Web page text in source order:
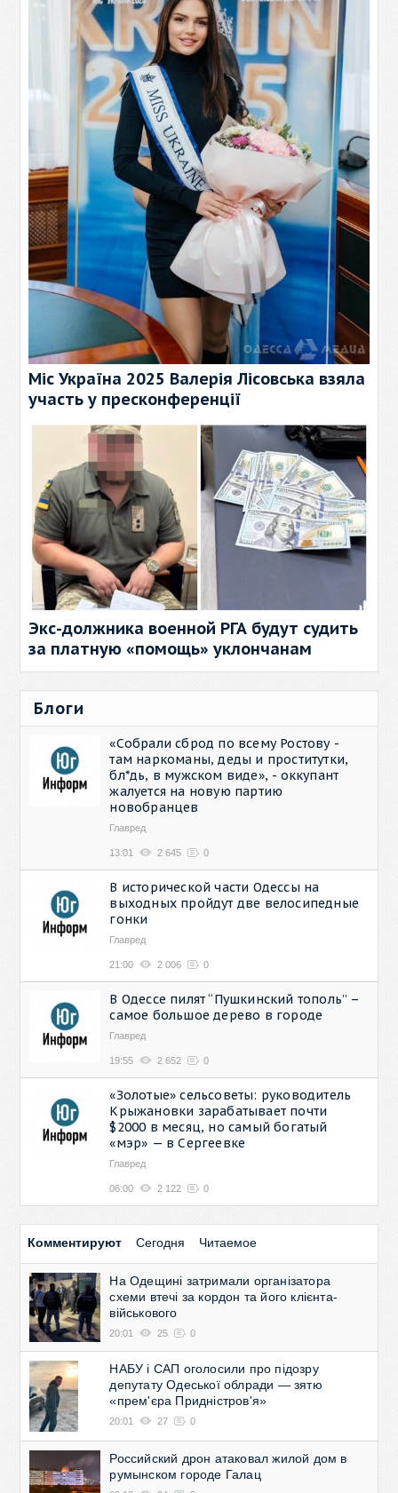
Міс Україна 2025 Валерія Лісовська взяла
участь у пресконференції
Экс-должника военной РГА будут судить
за платную «помощь» уклончанам
Блоги
«Собрали сброд по всему Ростову -
там наркоманы, деды и проститутки,
бл*дь, в мужском виде», - оккупант
жалуется на новую партию
новобранцев
Главред
13:01 2 645 0
В исторической части Одессы на
выходных пройдут две велосипедные
гонки
Главред
21:00 2 006 0
В Одессе пилят “Пушкинский тополь” –
самое большое дерево в городе
Главред
19:55 2 652 0
«Золотые» сельсоветы: руководитель
Крыжановки зарабатывает почти
$2000 в месяц, но самый богатый
«мэр» — в Сергеевке
Главред
06:00 2 122 0
Комментируют Сегодня Читаемое
На Одещині затримали організатора
схеми втечі за кордон та його клієнта-
військового
20:01 25 0
НАБУ і САП оголосили про підозру
депутату Одеської облради — зятю
«прем'єра Придністров'я»
20:01 27 0
Российский дрон атаковал жилой дом в
румынском городе Галац